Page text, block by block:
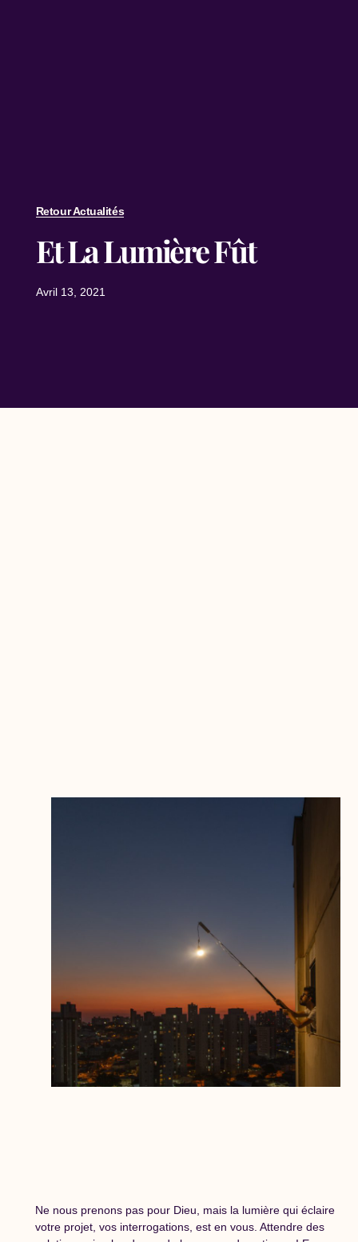
Retour Actualités
Et La Lumière Fût
Avril 13, 2021
Ne nous prenons pas pour Dieu, mais la lumière qui éclaire
votre projet, vos interrogations, est en vous. Attendre des